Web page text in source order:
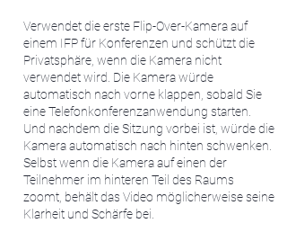
Verwendet die erste Flip-Over-Kamera auf
einem IFP für Konferenzen und schützt die
Privatsphäre, wenn die Kamera nicht
verwendet wird. Die Kamera würde
automatisch nach vorne klappen, sobald Sie
eine Telefonkonferenzanwendung starten.
Und nachdem die Sitzung vorbei ist, würde die
Kamera automatisch nach hinten schwenken.
Selbst wenn die Kamera auf einen der
Teilnehmer im hinteren Teil des Raums
zoomt, behält das Video möglicherweise seine
Klarheit und Schärfe bei.